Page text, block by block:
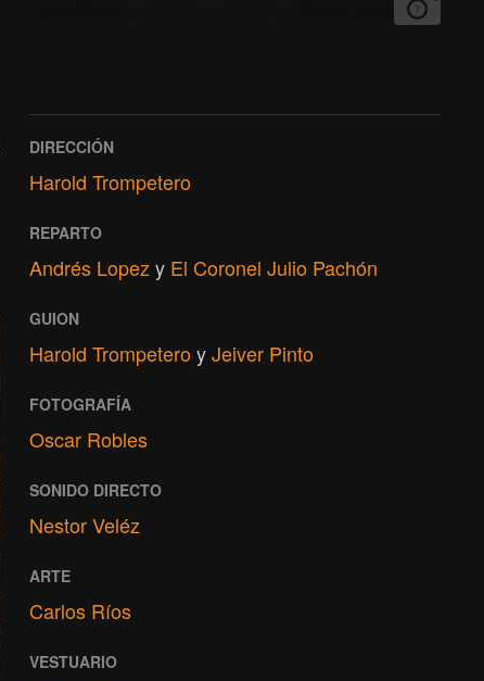
DIRECCIÓN
Harold Trompetero
REPARTO
Andrés Lopez y El Coronel Julio Pachón
GUION
Harold TrompeteroyJeiver Pinto
FOTOGRAFÍA
Oscar Robles
SONIDO DIRECTO
Nestor Veléz
ARTE
Carlos Ríos
VESTUARIO